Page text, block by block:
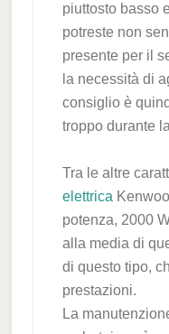
piuttosto basso
potreste non
presente per il
la necessità di
consiglio è
troppo durante
Tra le altre
elettrica
potenza, 2000
alla media di
di questo tipo,
prestazioni.
La